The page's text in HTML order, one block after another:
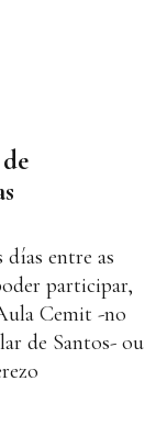
entre as
participar,
Cemit -no
de Santos- ou